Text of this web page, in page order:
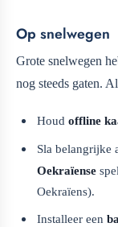
Op snelwegen
Grote snelwegen
nog steeds gaten.
Houdoffline
Sla belangrijke
Oekraïense
Oekraïens).
Installeer een